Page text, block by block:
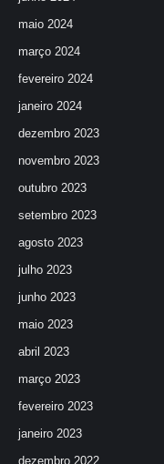
maio 2024
março 2024
fevereiro 2024
janeiro 2024
dezembro 2023
novembro 2023
outubro 2023
setembro 2023
agosto 2023
julho 2023
junho 2023
maio 2023
abril 2023
março 2023
fevereiro 2023
janeiro 2023
dezembro 2022